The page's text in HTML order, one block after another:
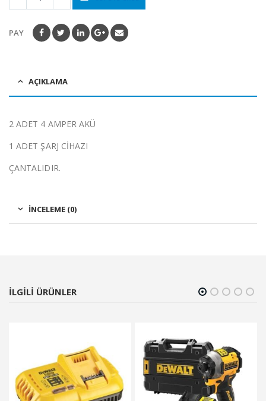
PAY
AÇIKLAMA
2 ADET 4 AMPER AKÜ
1 ADET ŞARJ CİHAZI
ÇANTALIDIR.
İNCELEME (0)
ILGILI ÜRÜNLER